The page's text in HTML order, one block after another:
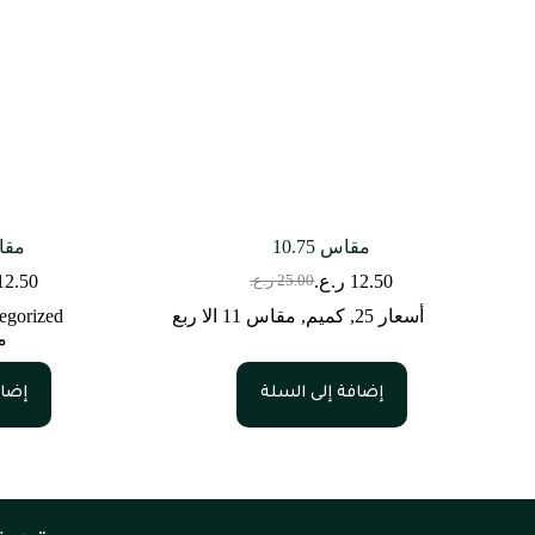
مقاس 10.75
25.00 ر.ع. 12.50 ر.ع.
أسعار 25
,كميم, مقاس 11 الا ربع
إضافة إلى السلة